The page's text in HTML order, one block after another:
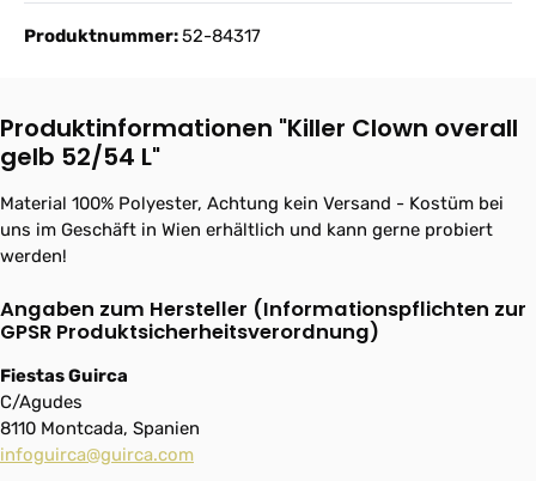
Produktnummer:52-84317
Produktinformationen "Killer Clown overall
gelb 52/54 L"
Material 100% Polyester, Achtung kein Versand - Kostüm bei
uns im Geschäft in Wien erhältlich und kann gerne probiert
werden!
Angaben zum Hersteller (Informationspflichten zur
GPSR Produktsicherheitsverordnung)
Fiestas Guirca
C/Agudes
8110 Montcada, Spanien
infoguirca@guirca.com